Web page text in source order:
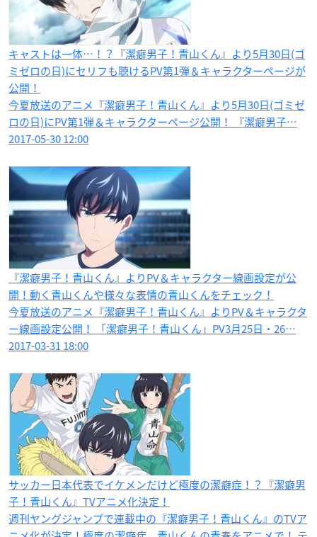
キャストは一体…！？『潔癖男子！青山くん』より5月30日(ゴ
ミゼロの日)に​セリフも聴けるPV第1弾＆キャラクターページが​
公開！
今夏放送のアニメ『潔癖男子！青山くん』より5月30日(ゴミゼ
ロの日)にPV第1弾＆キャラクターページ公開！ 『潔癖男子…
2017-05-30 12:00
『潔癖男子！青山くん』よりPV＆キャラクター線画設定が公
開！動く青山くんや様々な表情の青山くんをチェック！
今夏放送のアニメ『潔癖男子！青山くん』よりPV＆キャラクタ
ー線画設定公開！ 「潔癖男子！青山くん」PV3月25日・26…
2017-03-31 18:00
サッカー日本代表でイケメンだけど極度の潔癖症！？『潔癖男
子！青山くん』TVアニメ化決定！
週刊ヤングジャンプで連載中の『潔癖男子！青山くん』のTVア